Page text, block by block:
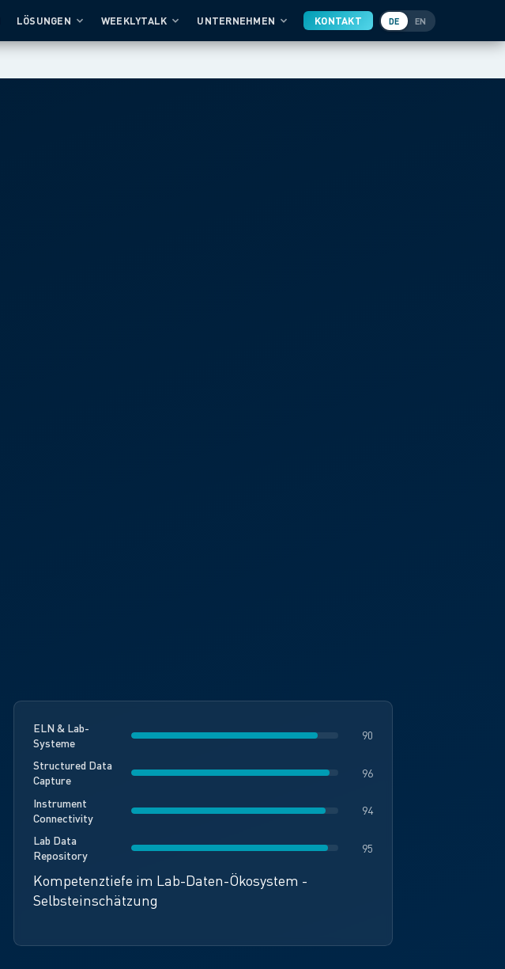
LÖSUNGEN WEEKLYTALK UNTERNEHMEN KONTAKT DE EN
ELN & Lab-
Systeme
90
Structured Data
Capture
96
Instrument
Connectivity
94
Lab Data
Repository
95
Kompetenztiefe im Lab-Daten-Ökosystem -
Selbsteinschätzung